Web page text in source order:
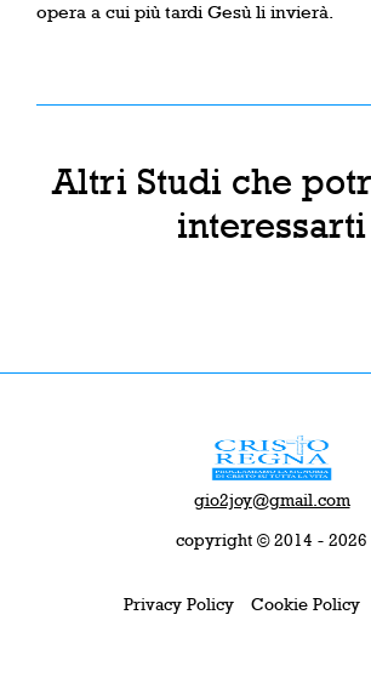
opera a cui più tardi Gesù li invierà.
Altri Studi che
interessarti
gio2joy@gmail.com
copyright © 2014 - 2026
Privacy Policy Cookie Policy